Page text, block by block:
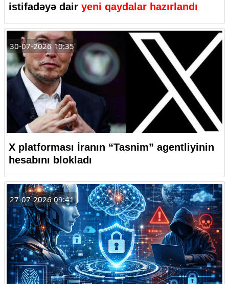
istifadəyə dair yeni qaydalar hazırlandı
30-07-2026 10:35
X platforması İranın “Tasnim” agentliyinin
hesabını blokladı
27-07-2026 09:41